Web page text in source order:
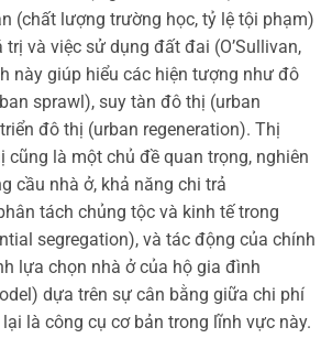
(chất lượng trường học, tỷ lệ tội phạm)
và việc sử dụng đất đai (O’Sullivan,
này giúp hiểu các hiện tượng như đô
sprawl), suy tàn đô thị (urban
đô thị (urban regeneration). Thị
cũng là một chủ đề quan trọng, nghiên
cầu nhà ở, khả năng chi trả
tách chủng tộc và kinh tế trong
segregation), và tác động của chính
lựa chọn nhà ở của hộ gia đình
dựa trên sự cân bằng giữa chi phí
là công cụ cơ bản trong lĩnh vực này.